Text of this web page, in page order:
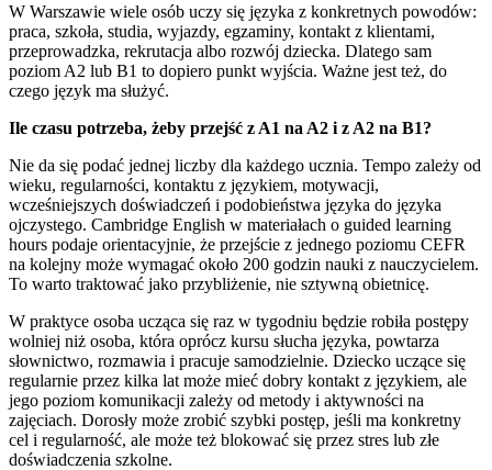
W Warszawie wiele osób uczy się języka z konkretnych powodów:
praca, szkoła, studia, wyjazdy, egzaminy, kontakt z klientami,
przeprowadzka, rekrutacja albo rozwój dziecka. Dlatego sam
poziom A2 lub B1 to dopiero punkt wyjścia. Ważne jest też, do
czego język ma służyć.
Ile czasu potrzeba, żeby przejść z A1 na A2 i z A2 na B1?
Nie da się podać jednej liczby dla każdego ucznia. Tempo zależy od
wieku, regularności, kontaktu z językiem, motywacji,
wcześniejszych doświadczeń i podobieństwa języka do języka
ojczystego. Cambridge English w materiałach o guided learning
hours podaje orientacyjnie, że przejście z jednego poziomu CEFR
na kolejny może wymagać około 200 godzin nauki z nauczycielem.
To warto traktować jako przybliżenie, nie sztywną obietnicę.
W praktyce osoba ucząca się raz w tygodniu będzie robiła postępy
wolniej niż osoba, która oprócz kursu słucha języka, powtarza
słownictwo, rozmawia i pracuje samodzielnie. Dziecko uczące się
regularnie przez kilka lat może mieć dobry kontakt z językiem, ale
jego poziom komunikacji zależy od metody i aktywności na
zajęciach. Dorosły może zrobić szybki postęp, jeśli ma konkretny
cel i regularność, ale może też blokować się przez stres lub złe
doświadczenia szkolne.